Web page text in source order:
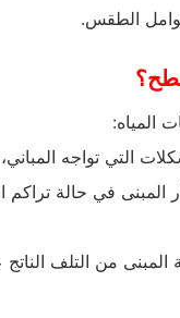
الطقس.
المياه:
التي تواجه
المبنى في حالة تراكم
من التلف